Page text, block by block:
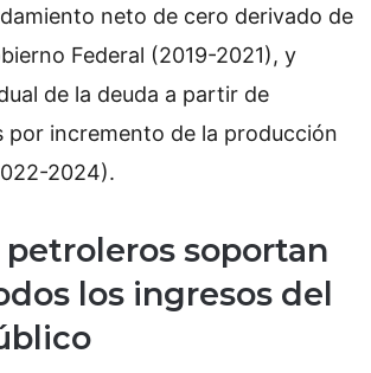
neto de cero derivado de
Federal (2019-2021), y
de la deuda a partir de
por incremento de la producción
2024).
petroleros soportan
los ingresos del